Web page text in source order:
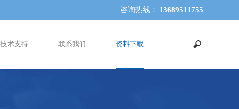
咨询热线： 13689511755
技术支持 联系我们 资料下载